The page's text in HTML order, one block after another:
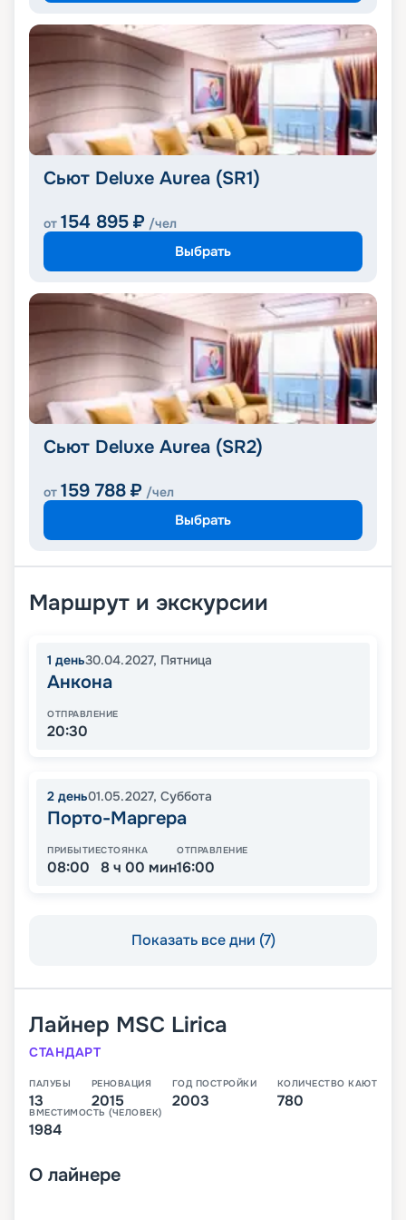
Сьют Deluxe Aurea (SR1)
от 154 895 ₽ /чел
Выбрать
Сьют Deluxe Aurea (SR2)
от 159 788 ₽ /чел
Выбрать
Маршрут и экскурсии
1 день30.04.2027, Пятница
Анкона
ОТПРАВЛЕНИЕ
20:30
2 день01.05.2027, Суббота
Порто-Маргера
ПРИБЫТИЕ
08:00
СТОЯНКА
8 ч 00 мин
ОТПРАВЛЕНИЕ
16:00
Показать все дни (7)
Лайнер MSC Lirica
СТАНДАРТ
ПАЛУБЫ
13
РЕНОВАЦИЯ
2015
ГОД ПОСТРОЙКИ
2003
КОЛИЧЕСТВО КАЮТ
780
ВМЕСТИМОСТЬ (ЧЕЛОВЕК)
1984
О лайнере